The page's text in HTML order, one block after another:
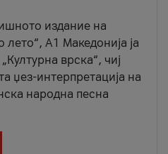
издание на
А1 Македонија ја
врска“, чиј
џез-интерпретација на
народна песна